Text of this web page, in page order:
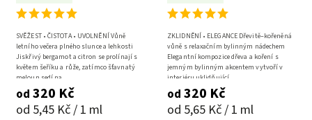
od 320 Kč
od 5,45 Kč / 1 ml
SVĚŽEST • ČISTOTA • UVOLNĚNÍ Vůně
letního večera plného slunce a lehkosti
Jiskřivý bergamot a citron se prolínají s
květem šeříku a růže, zatímco šťavnatý
meloun sedí na...
od 320 Kč
od 5,65 Kč / 1 ml
ZKLIDNĚNÍ • ELEGANCE Dřevitě–kořeněná
vůně s relaxačním bylinným nádechem
Elegantní kompozice dřeva a koření s
jemným bylinným akcentem vytvoří v
interiéru uklidňující...